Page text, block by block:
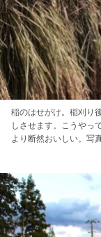
稲のはせがけ。稲刈り
しさせます。こうやっ
より断然おいしい。写